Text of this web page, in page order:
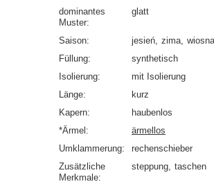
dominantes
Muster
glatt
Saison jesień zima wiosna
Füllung
synthetisch
Isolierung
mit Isolierung
Länge
kurz
Kapern
haubenlos
*Ärmel
ärmellos
Umklammerung
rechenschieber
Zusätzliche
Merkmale
steppung taschen